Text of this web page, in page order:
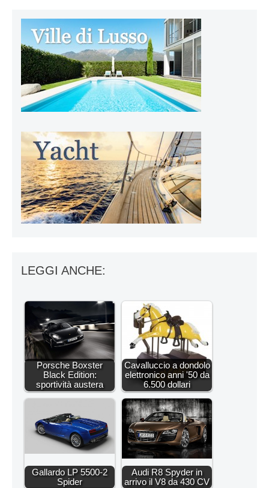
LEGGI ANCHE:
Porsche Boxster
Black Edition:
sportività austera
Cavalluccio a dondolo
elettronico anni '50 da
6.500 dollari
Gallardo LP 5500-2
Spider
Audi R8 Spyder in
arrivo il V8 da 430 CV